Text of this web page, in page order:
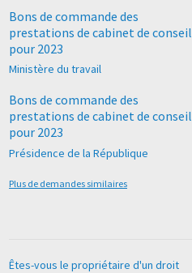
Bons de commande des
prestations de cabinet de conseil
pour 2023
Ministère du travail
Bons de commande des
prestations de cabinet de conseil
pour 2023
Présidence de la République
Plus de demandes similaires
Êtes-vous le propriétaire d'un droit